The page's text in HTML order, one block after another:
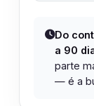
Do
a 90
parte
— é a